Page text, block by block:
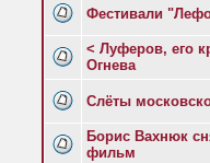
Фестивали
< Луферов, его
Огнева
Слёты
Борис Вахнюк
фильм